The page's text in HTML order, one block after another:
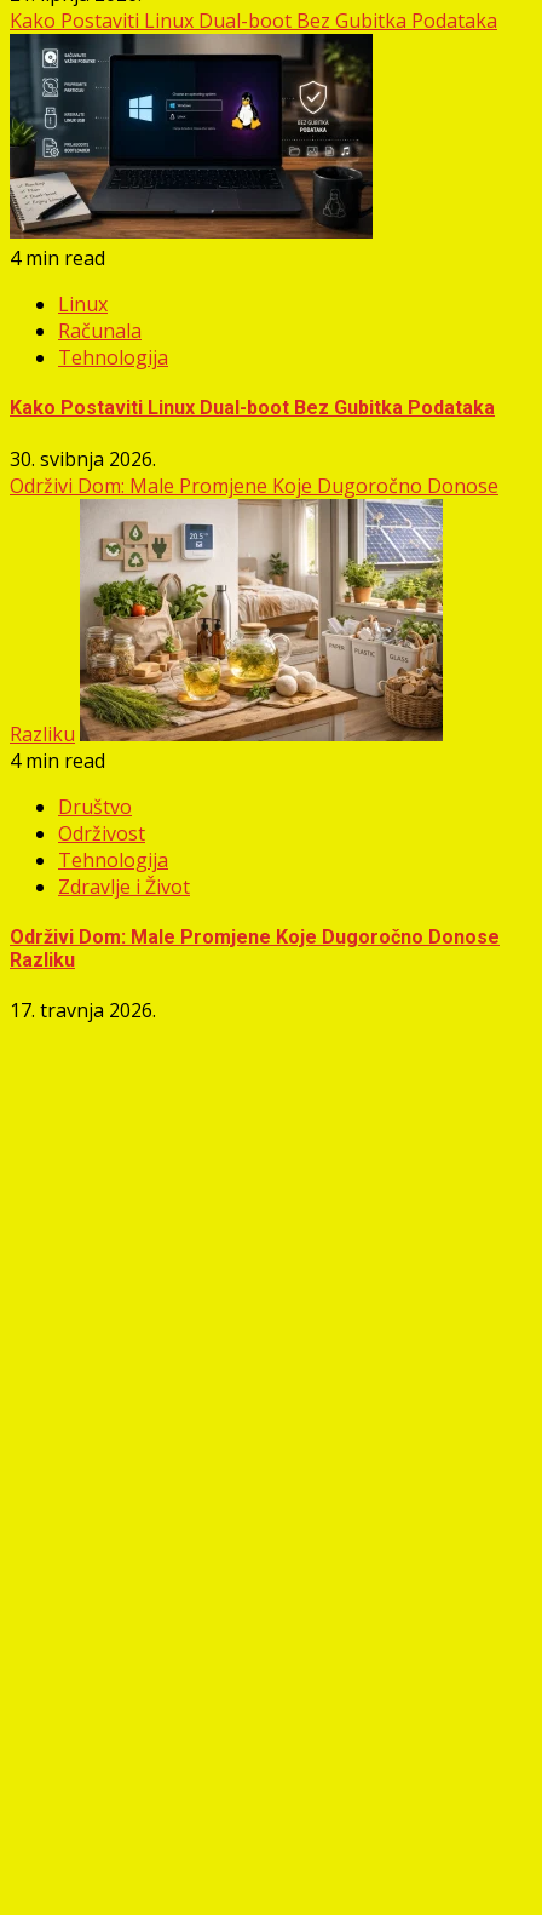
Kako Postaviti Linux Dual-boot Bez Gubitka Podataka
4 min read
Linux
Računala
Tehnologija
Kako Postaviti Linux Dual-boot Bez Gubitka Podataka
30. svibnja 2026.
Održivi Dom: Male Promjene Koje Dugoročno Donose
Razliku
4 min read
Društvo
Održivost
Tehnologija
Zdravlje i Život
Održivi Dom: Male Promjene Koje Dugoročno Donose
Razliku
17. travnja 2026.